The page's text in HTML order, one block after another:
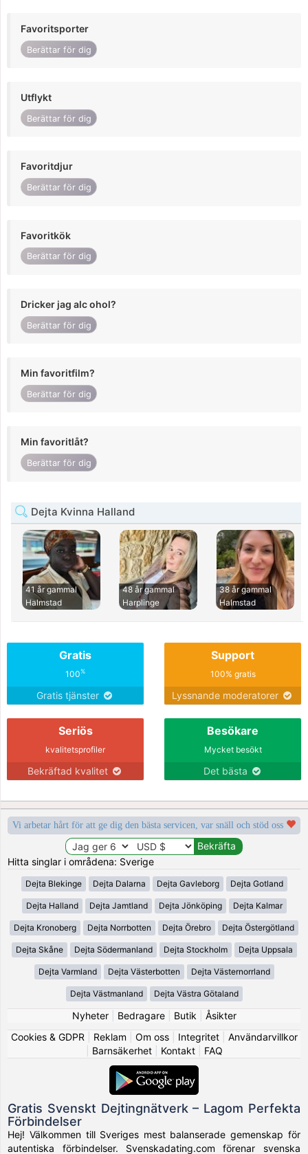
Favoritsporter
Berättar för dig
Utflykt
Berättar för dig
Favoritdjur
Berättar för dig
Favoritkök
Berättar för dig
Dricker jag alc ohol?
Berättar för dig
Min favoritfilm?
Berättar för dig
Min favoritlåt?
Berättar för dig
Dejta Kvinna Halland
41 år gammal
Halmstad
48 år gammal
Harplinge
38 år gammal
Halmstad
Gratis
100%
Gratis tjänster
Support
100% gratis
Lyssnande moderatorer
Seriös
kvalitetsprofiler
Bekräftad kvalitet
Besökare
Mycket besökt
Det bästa
Vi arbetar hårt för att ge dig den bästa servicen, var snäll och stöd oss
Hitta singlar i områdena: Sverige
Dejta Blekinge Dejta Dalarna Dejta Gavleborg Dejta Gotland
Dejta Halland Dejta Jamtland Dejta Jönköping Dejta Kalmar
Dejta Kronoberg Dejta Norrbotten Dejta Örebro Dejta Östergötland
Dejta Skåne Dejta Södermanland Dejta Stockholm Dejta Uppsala
Dejta Varmland Dejta Västerbotten Dejta Västernorrland
Dejta Västmanland Dejta Västra Götaland
Nyheter| Bedragare| Butik
Åsikter
Cookies & GDPR
Reklam Om oss| Integritet| Användarvillkor
Barnsäkerhet| Kontakt| FAQ
Gratis Svenskt Dejtingnätverk – Lagom Perfekta
Förbindelser
Hej! Välkommen till Sveriges mest balanserade gemenskap för
autentiska förbindelser. Svenskadating.com förenar svenska